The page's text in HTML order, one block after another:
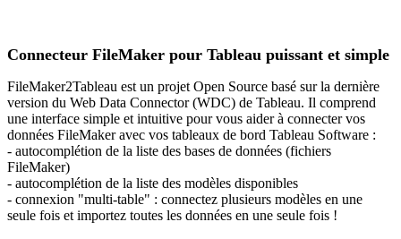
Connecteur FileMaker pour Tableau puissant et simple
FileMaker2Tableau est un projet Open Source basé sur la dernière
version du Web Data Connector (WDC) de Tableau. Il comprend
une interface simple et intuitive pour vous aider à connecter vos
données FileMaker avec vos tableaux de bord Tableau Software :
- autocomplétion de la liste des bases de données (fichiers
FileMaker)
- autocomplétion de la liste des modèles disponibles
- connexion "multi-table" : connectez plusieurs modèles en une
seule fois et importez toutes les données en une seule fois !